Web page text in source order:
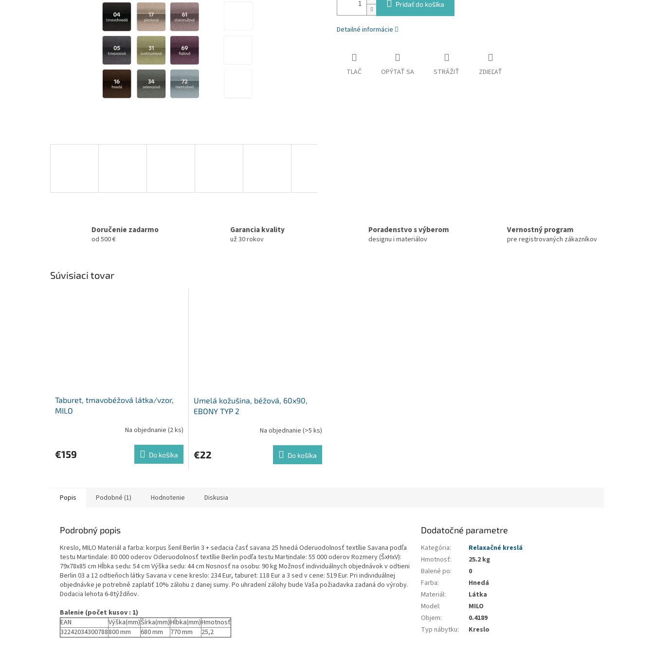
Pridať do košíka
Detailné informácie
TLAČ OPÝTAŤ SA STRÁŽIŤ ZDIEĽAŤ
Doručenie zadarmo
od 500 €
Garancia kvality
už 30 rokov
Poradenstvo s výberom
designu i materiálov
Vernostný program
pre registrovaných zákazníkov
Súvisiaci tovar
Taburet, tmavobéžová látka/vzor,
MILO
Na objednanie (2 ks)
€159 Do košíka
Umelá kožušina, béžová, 60x90,
EBONY TYP 2
Na objednanie (>5 ks)
€22 Do košíka
Popis Podobné (1) Hodnotenie Diskusia
Podrobný popis
Kreslo, MILO Materiál a farba: korpus šenil Berlin 3 + sedacia časť savana 25 hnedá Oderuodolnosť textílie Savana podľa
testu Martindale: 80 000 oderov Oderuodolnosť textílie Berlin podľa testu Martindale: 55 000 oderov Rozmery (ŠxHxV):
79x78x85 cm Hĺbka sedu: 54 cm Výška sedu: 44 cm Nosnosť na osobu: 90 kg Možnosť individuálnych objednávok v odtieni
Berlin 03 a 12 odtieňoch látky Savana v cene kreslo: 234 Eur, taburet: 118 Eur a 3 sed v cene: 519 Eur. Pri individuálnej
objednávke je potrebné zaplatiť 10% zálohu z danej sumy. Po uhradení zálohy bude Vaša požiadavka zadaná do výroby.
Dodacia lehota 6-8týždňov.
Balenie (počet kusov : 1)
EAN
Výška(mm)Šírka(mm)Hĺbka(mm)Hmotnosť
32242034300788800 mm 680 mm 770 mm 25,2
Dodatočné parametre
Kategória:
Relaxačné kreslá
Hmotnosť:
25.2 kg
Balené po:
0
Farba:
Hnedá
Materiál:
Látka
Model:
MILO
Objem:
0.4189
Typ nábytku: Kreslo